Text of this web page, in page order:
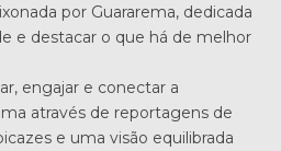
por Guararema, dedicada
e destacar o que há de melhor
engajar e conectar a
através de reportagens de
e uma visão equilibrada